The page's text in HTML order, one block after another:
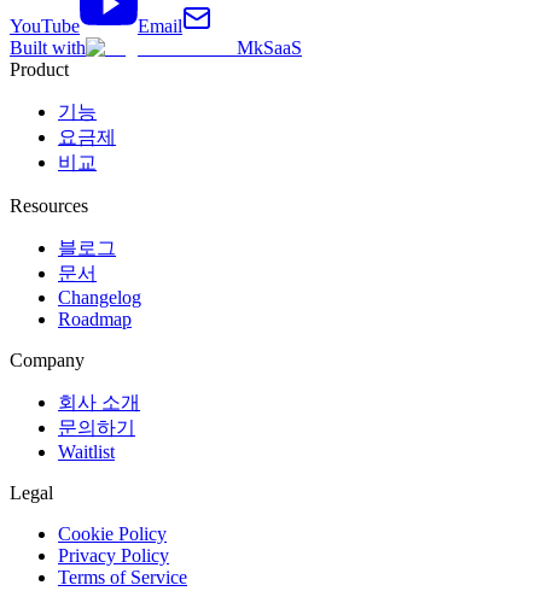
YouTube
Email
Built with
MkSaaS
Product
기능
요금제
비교
Resources
블로그
문서
Changelog
Roadmap
Company
회사 소개
문의하기
Waitlist
Legal
Cookie Policy
Privacy Policy
Terms of Service